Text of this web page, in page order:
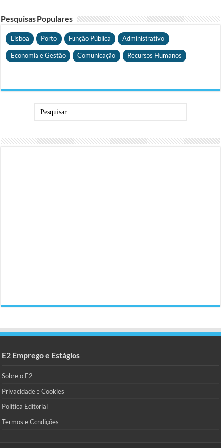
Pesquisas Populares
Lisboa Porto Função Pública Administrativo
Economia e Gestão Comunicação Recursos Humanos
E2 Emprego e Estágios
Sobre o E2
Privacidade e Cookies
Política Editorial
Termos e Condições